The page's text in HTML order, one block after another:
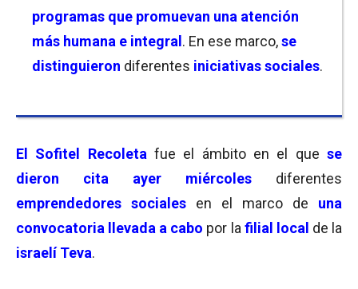
programas que promuevan una atención
más humana e integral . En ese marco,se
distinguieron diferentes iniciativas sociales.
El Sofitel Recoleta fue el ámbito en el quese
dieron cita ayer miércoles diferentes
emprendedores sociales en el marco de una
convocatoria llevada a cabo por la filial local de la
israelí Teva.